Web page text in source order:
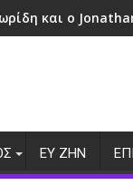
και ο
ΕΥ ΖΗΝ